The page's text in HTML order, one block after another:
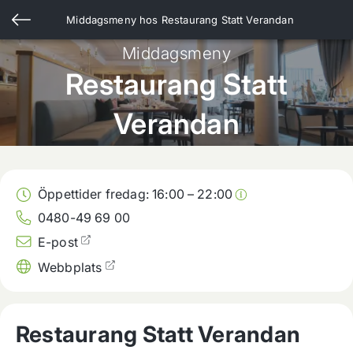
Middagsmeny hos Restaurang Statt Verandan
Middagsmeny
Restaurang Statt
Verandan
Öppettider fredag:16:00– 22:00
0480-49 69 00
E-post
Webbplats
Restaurang Statt Verandan